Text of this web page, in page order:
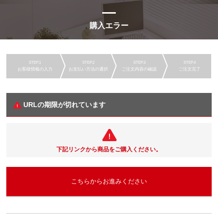
購入エラー
お客様情報の入力 お支払い方法の選択 ご注文内容の確認 ご注文完了
URLの期限が切れています
下記リンクから商品をご購入ください。
こちらからお進みください